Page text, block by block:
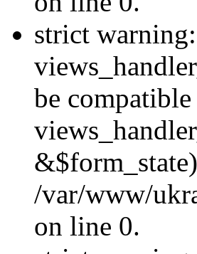
strict
be
/var/www/
on line 0.